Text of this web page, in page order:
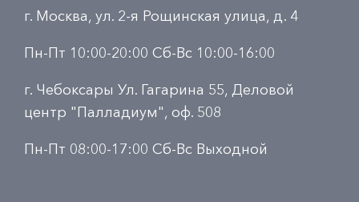
г. Москва, ул. 2-я Рощинская улица, д. 4
Пн-Пт 10:00-20:00 Сб-Вс 10:00-16:00
г. Чебоксары Ул. Гагарина 55, Деловой
центр "Палладиум", оф. 508
Пн-Пт 08:00-17:00 Сб-Вс Выходной